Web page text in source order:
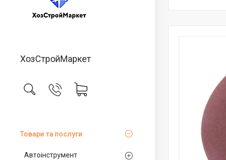
ХозСтройМаркет
Товари та послуги
Автоінструмент